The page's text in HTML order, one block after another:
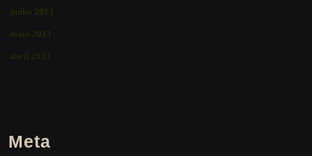
junho 2013
maio 2013
abril 2013
Meta